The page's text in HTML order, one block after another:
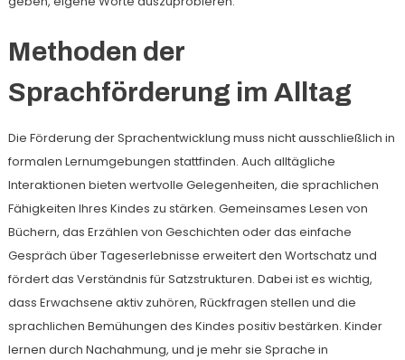
Methoden der
Sprachförderung im Alltag
Die Förderung der Sprachentwicklung muss nicht ausschließlich in
formalen Lernumgebungen stattfinden. Auch alltägliche
Interaktionen bieten wertvolle Gelegenheiten, die sprachlichen
Fähigkeiten Ihres Kindes zu stärken. Gemeinsames Lesen von
Büchern, das Erzählen von Geschichten oder das einfache
Gespräch über Tageserlebnisse erweitert den Wortschatz und
fördert das Verständnis für Satzstrukturen. Dabei ist es wichtig,
dass Erwachsene aktiv zuhören, Rückfragen stellen und die
sprachlichen Bemühungen des Kindes positiv bestärken. Kinder
lernen durch Nachahmung, und je mehr sie Sprache in